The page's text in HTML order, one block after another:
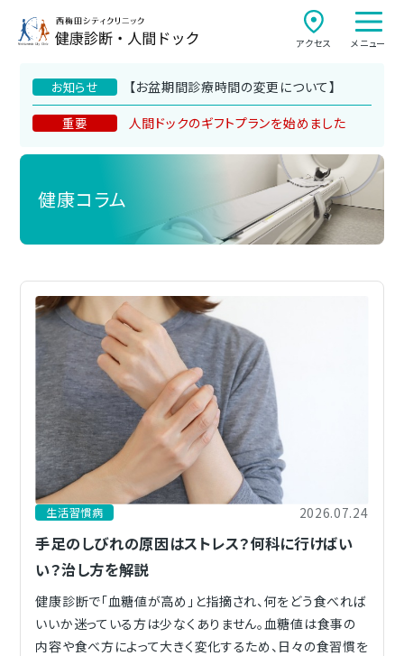
メニュー
アクセス
お知らせ 【お盆期間診療時間の変更について】
重要 人間ドックのギフトプランを始めました
健康コラム
生活習慣病 2026.07.24
手足のしびれの原因はストレス？何科に行けばい
い？治し方を解説
健康診断で「血糖値が高め」と指摘され、何をどう食べれば
いいか迷っている方は少なくありません。血糖値は食事の
内容や食べ方によって大きく変化するため、日々の食習慣を